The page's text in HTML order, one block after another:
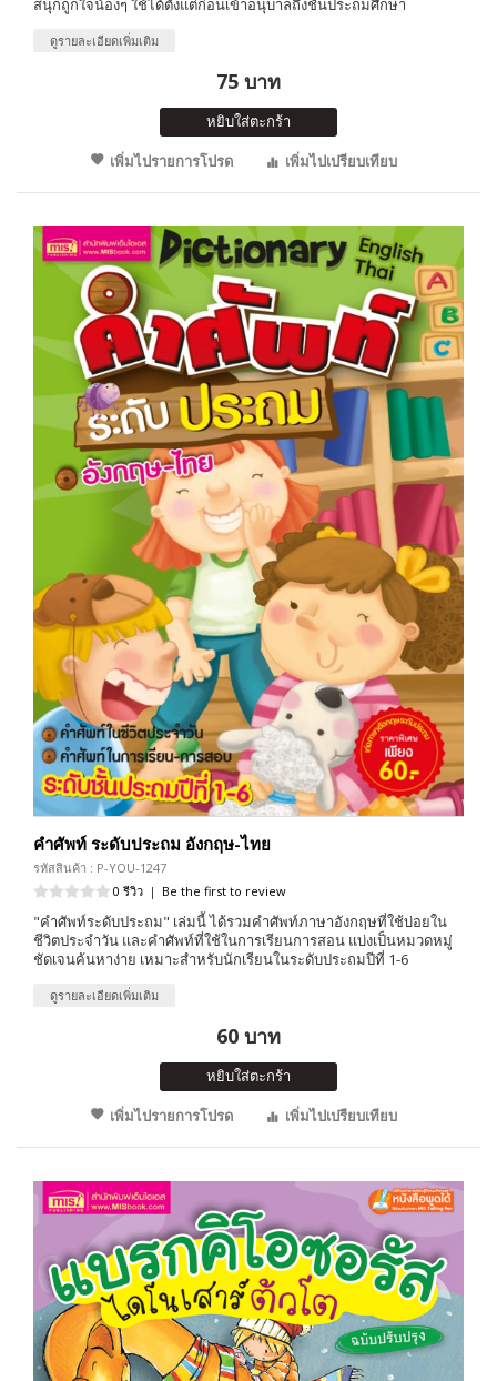
สนุกถูกใจน้องๆ ใช้ได้ตั้งแต่ก่อนเข้าอนุบาลถึงชั้นประถมศึกษา
ดูรายละเอียดเพิ่มเติม
75 บาท
หยิบใส่ตะกร้า
เพิ่มไปรายการโปรด
เพิ่มไปเปรียบเทียบ
คำศัพท์ ระดับประถม อังกฤษ-ไทย
รหัสสินค้า : P-YOU-1247
0 รีวิว | Be the first to review
"คำศัพท์ระดับประถม" เล่มนี้ ได้รวมคำศัพท์ภาษาอังกฤษที่ใช้บ่อยใน
ชีวิตประจำวัน และคำศัพท์ที่ใช้ในการเรียนการสอน แบ่งเป็นหมวดหมู่
ชัดเจนค้นหาง่าย เหมาะสำหรับนักเรียนในระดับประถมปีที่ 1-6
ดูรายละเอียดเพิ่มเติม
60 บาท
หยิบใส่ตะกร้า
เพิ่มไปรายการโปรด
เพิ่มไปเปรียบเทียบ